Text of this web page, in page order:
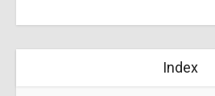
Index